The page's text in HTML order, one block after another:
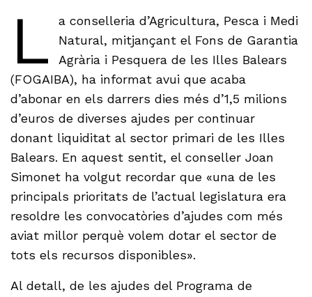
L
a conselleria d’Agricultura, Pesca i Medi
Natural, mitjançant el Fons de Garantia
Agrària i Pesquera de les Illes Balears
(FOGAIBA), ha informat avui que acaba
d’abonar en els darrers dies més d’1,5 milions
d’euros de diverses ajudes per continuar
donant liquiditat al sector primari de les Illes
Balears. En aquest sentit, el conseller Joan
Simonet ha volgut recordar que «una de les
principals prioritats de l’actual legislatura era
resoldre les convocatòries d’ajudes com més
aviat millor perquè volem dotar el sector de
tots els recursos disponibles».
Al detall, de les ajudes del Programa de